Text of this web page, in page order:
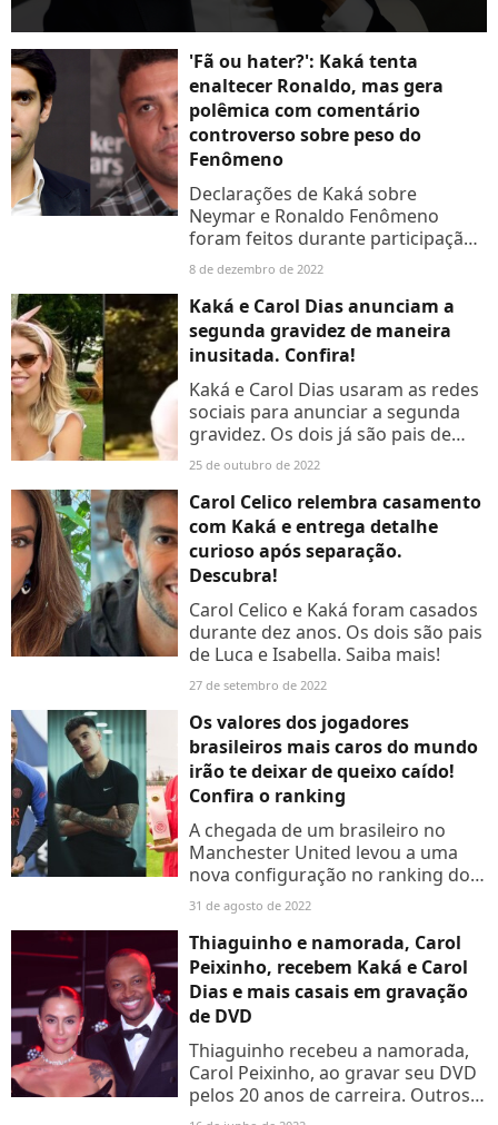
'Fã ou hater?': Kaká tenta
enaltecer Ronaldo, mas gera
polêmica com comentário
controverso sobre peso do
Fenômeno
Declarações de Kaká sobre
Neymar e Ronaldo Fenômeno
foram feitos durante participação
em um programa britânico.
Confira.
8 de dezembro de 2022
Kaká e Carol Dias anunciam a
segunda gravidez de maneira
inusitada. Confira!
Kaká e Carol Dias usaram as redes
sociais para anunciar a segunda
gravidez. Os dois já são pais de
Esther, de dois anos.
25 de outubro de 2022
Carol Celico relembra casamento
com Kaká e entrega detalhe
curioso após separação.
Descubra!
Carol Celico e Kaká foram casados
durante dez anos. Os dois são pais
de Luca e Isabella. Saiba mais!
27 de setembro de 2022
Os valores dos jogadores
brasileiros mais caros do mundo
irão te deixar de queixo caído!
Confira o ranking
A chegada de um brasileiro no
Manchester United levou a uma
nova configuração no ranking dos
jogadores mais caros do mundo.
Confira a nova lista:
31 de agosto de 2022
Thiaguinho e namorada, Carol
Peixinho, recebem Kaká e Carol
Dias e mais casais em gravação
de DVD
Thiaguinho recebeu a namorada,
Carol Peixinho, ao gravar seu DVD
pelos 20 anos de carreira. Outros
casais também prestigiaram o